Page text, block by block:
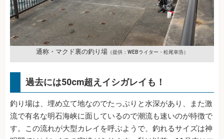
通称・マクド裏の釣り場（提供：WEBライター・松尾幸浩）
過去には50cm超えイシガレイも！
釣り場は、埋め立て地なのでたっぷりと水深があり、また激
流で有名な明石海峡に面しているので潮流も速いのが特徴で
す。この流れが大型カレイを呼ぶようで、釣れるサイズは神